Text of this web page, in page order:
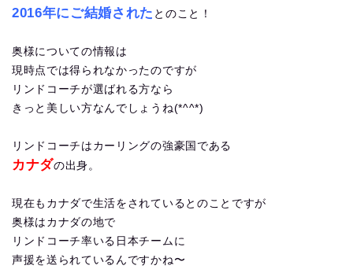
2016年にご結婚された とのこと！
奥様についての情報は
現時点では得られなかったのですが
リンドコーチが選ばれる方なら
きっと美しい方なんでしょうね(*^^*)
リンドコーチはカーリングの強豪国である
カナダの出身。
現在もカナダで生活をされているとのことですが
奥様はカナダの地で
リンドコーチ率いる日本チームに
声援を送られているんですかね〜